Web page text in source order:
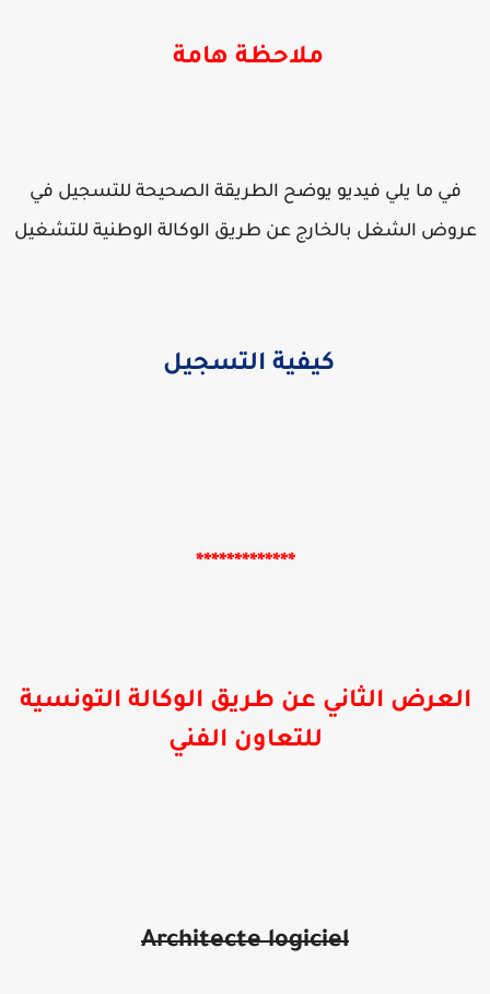
ملاحظة هامة
في ما يلي فيديو يوضح الطريقة الصحيحة للتسجيل في
الشغل بالخارج عن طريق الوكالة الوطنية للتشغيل
كيفية التسجيل
*************
العرض الثاني عن طريق الوكالة التونسية
للتعاون الفني
Architecte logiciel